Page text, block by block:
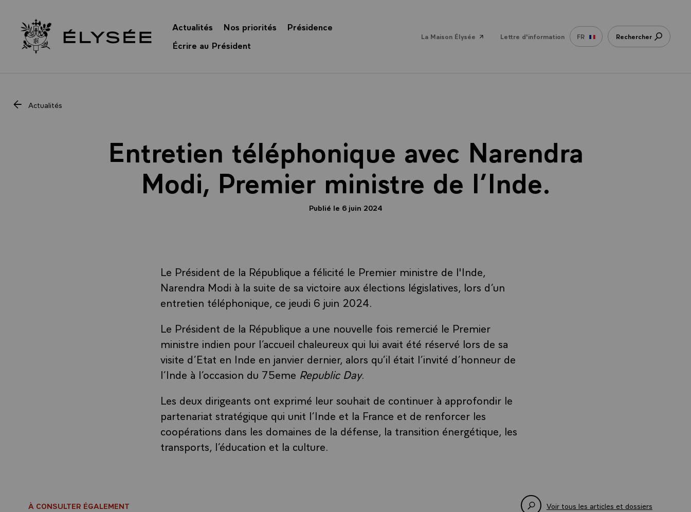
Retour à l’accueil Élysée
Actualités Nos priorités
Présidence
Écrire au Président
La Maison Élysée Lettre d'information FR Rechercher
Actualités
Entretien téléphonique avec Narendra
Modi, Premier ministre de l’Inde.
Publié le 6 juin 2024
Le Président de la République a félicité le Premier ministre de l'Inde,
Narendra Modi à la suite de sa victoire aux élections législatives, lors d’un
entretien téléphonique, ce jeudi 6 juin 2024.
Le Président de la République a une nouvelle fois remercié le Premier
ministre indien pour l’accueil chaleureux qui lui avait été réservé lors de sa
visite d’Etat en Inde en janvier dernier, alors qu’il était l’invité d’honneur de
l’Inde à l’occasion du 75eme Republic Day.
Les deux dirigeants ont exprimé leur souhait de continuer à approfondir le
partenariat stratégique qui unit l’Inde et la France et de renforcer les
coopérations dans les domaines de la défense, la transition énergétique, les
transports, l’éducation et la culture.
À CONSULTER ÉGALEMENT Voir tous les articles et dossiers